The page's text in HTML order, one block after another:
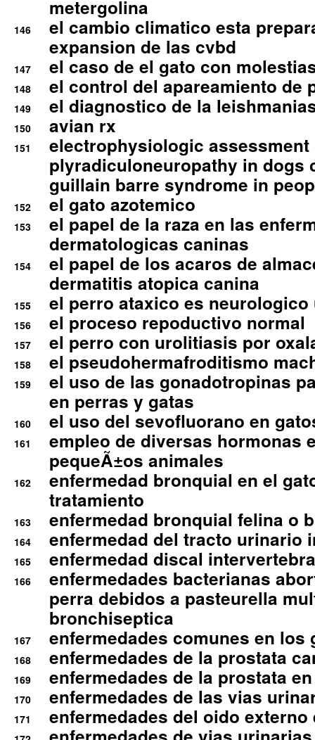
metergolina
146
el cambio climatico esta
expansion de las cvbd
147 el caso de el gato con
148 el control del apareamiento de
149 el diagnostico de la
150 avian rx
151
electrophysiologic assessment
plyradiculoneuropathy in dogs
guillain barre syndrome in
152 el gato azotemico
153
el papel de la raza en las
dermatologicas caninas
154
el papel de los acaros de
dermatitis atopica canina
155 el perro ataxico es
156 el proceso repoductivo normal
157 el perro con urolitiasis por
158 el pseudohermafroditismo
159
el uso de las gonadotropinas
en perras y gatas
160 el uso del sevofluorano en
161
empleo de diversas hormonas
pequeÃ±os animales
162
enfermedad bronquial en el
tratamiento
163 enfermedad bronquial felina o
164 enfermedad del tracto urinario
165 enfermedad discal
166
enfermedades bacterianas
perra debidos a pasteurella
bronchiseptica
167 enfermedades comunes en los
168 enfermedades de la prostata
169 enfermedades de la prostata
170 enfermedades de las vias
171 enfermedades del oido